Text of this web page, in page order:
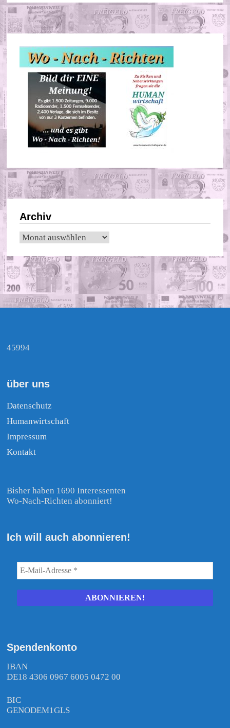
Archiv
Archiv
45994
über uns
Datenschutz
Humanwirtschaft
Impressum
Kontakt
Bisher haben 1690 Interessenten
Wo-Nach-Richten abonniert!
Ich will auch abonnieren!
Spendenkonto
IBAN
DE18 4306 0967 6005 0472 00
BIC
GENODEM1GLS